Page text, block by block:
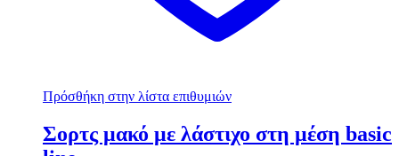
Πρόσθήκη στην λίστα επιθυμιών
Σορτς μακό με λάστιχο στη μέση basic